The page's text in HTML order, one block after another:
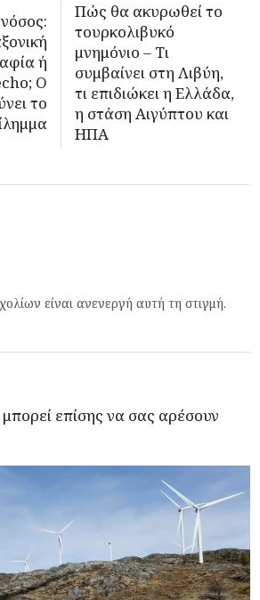
ή
Ο
το
Πώς θα ακυρωθεί το
τουρκολιβυκό
μνημόνιο – Τι
συμβαίνει στη Λιβύη,
τι επιδιώκει η Ελλάδα,
η στάση Αιγύπτου και
ΗΠΑ
είναι ανενεργή αυτή τη στιγμή.
επίσης να σας αρέσουν